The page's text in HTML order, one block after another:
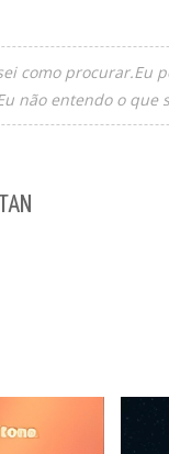
como procurar.Eu
Eu não entendo o